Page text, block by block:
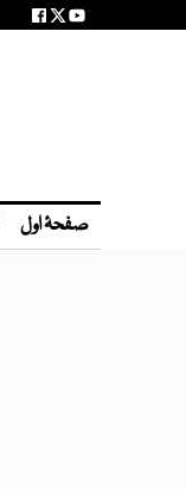
صفحۂ اول